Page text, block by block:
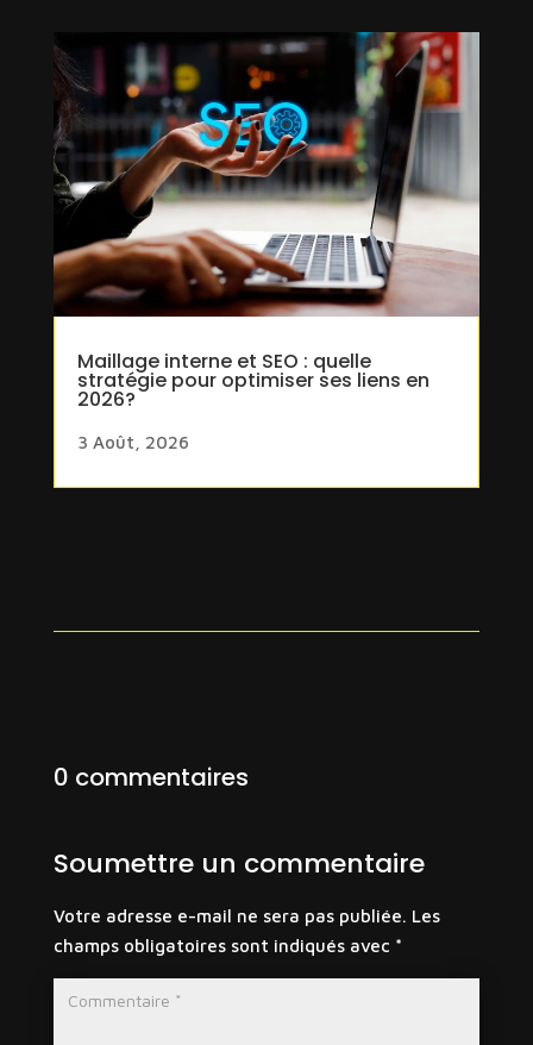
Maillage interne et SEO : quelle
stratégie pour optimiser ses liens en
2026?
3 Août, 2026
0 commentaires
Soumettre un commentaire
Votre adresse e-mail ne sera pas publiée. Les
champs obligatoires sont indiqués avec *